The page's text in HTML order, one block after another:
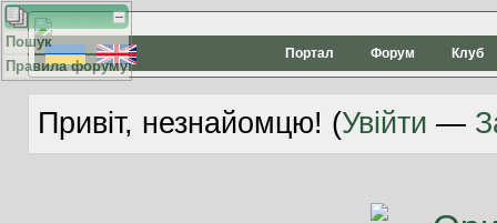
Портал Форум Клуб
Привіт, незнайомцю! (Увійти —
Пошук
Правила форуму